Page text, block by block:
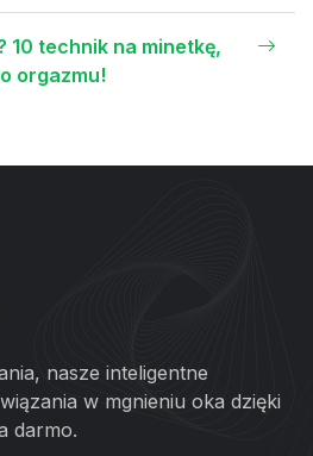
10 technik na minetkę,
orgazmu!
nasze inteligentne
w mgnieniu oka dzięki
darmo.